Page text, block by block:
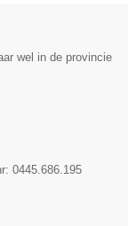
wel in de provincie
0445.686.195